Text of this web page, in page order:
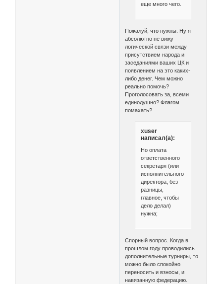
еще много чего.
Пожалуй, что нужны. Ну я
абсолютно не вижу
логической связи между
присутствием народа и
заседаниями ваших ЦК и
появлением на это каких-
либо денег. Чем можно
реально помочь?
Проголосовать за, всеми
единодушно? Флагом
помахать?
xuser
написал(а):
Но оплата
ответственного
секретаря (или
исполнительного
директора, без
разницы,
главное, чтобы
дело делал)
нужна;
Спорный вопрос. Когда в
прошлом году проводились
дополнительные турниры, то
можно было спокойно
переносить и взносы, и
навязанную федерацию.